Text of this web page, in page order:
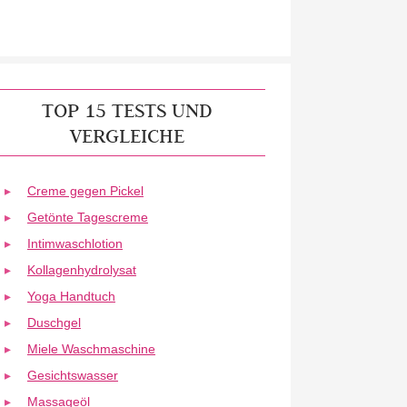
TOP 15 TESTS UND
VERGLEICHE
Creme gegen Pickel
Getönte Tagescreme
Intimwaschlotion
Kollagenhydrolysat
Yoga Handtuch
Duschgel
Miele Waschmaschine
Gesichtswasser
Massageöl